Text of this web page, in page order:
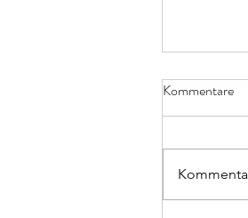
Kommentare